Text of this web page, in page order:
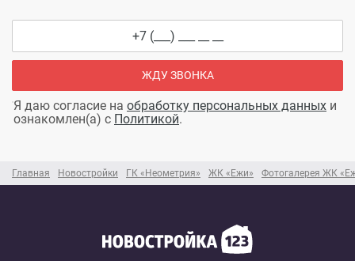
Главная Новостройки ГК «Неометрия» ЖК «Ежи» Фотогалерея ЖК
ЖДУ ЗВОНКА
Я даю согласие на обработку персональных данных и
ознакомлен(а) с Политикой.